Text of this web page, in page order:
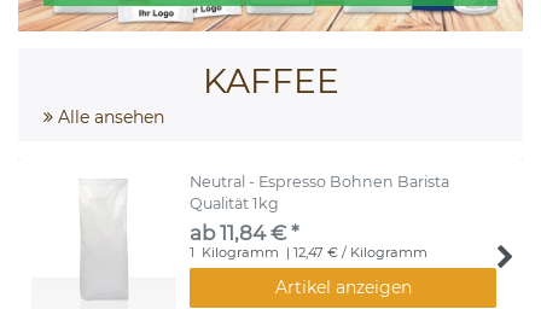
KAFFEE
Alle ansehen
Neutral - Espresso Bohnen Barista
Qualität 1kg
ab 11,84 € *
1 Kilogramm | 12,47 € / Kilogramm
Artikel anzeigen